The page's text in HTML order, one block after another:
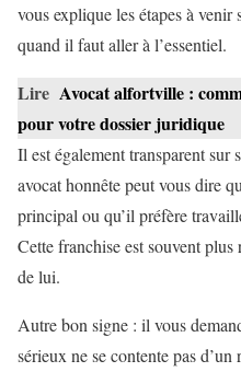
vous explique les étapes à venir
quand il faut aller à l’essentiel.
Lire Avocat alfortville :
pour votre dossier juridique
Il est également transparent sur
avocat honnête peut vous dire
principal ou qu’il préfère
Cette franchise est souvent plus
de lui.
Autre bon signe : il vous
sérieux ne se contente pas